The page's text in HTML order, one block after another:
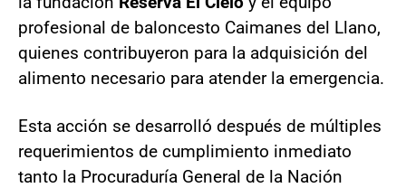
profesional de baloncesto Caimanes del Llano,
quienes contribuyeron para la adquisición del
alimento necesario para atender la emergencia.
Esta acción se desarrolló después de múltiples
requerimientos de cumplimiento inmediato
tanto la Procuraduría General de la Nación